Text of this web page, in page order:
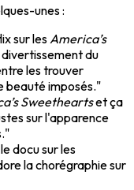
unes :
sur lesAmerica’s
du
les trouver
beauté imposés."
Sweetheartset ça
sur l'apparence
docu sur les
la chorégraphie sur